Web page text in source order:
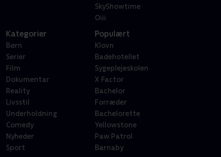
SkyShowtime
Oiii
Kategorier
Børn
Serier
Film
Dokumentar
Reality
Livsstil
Underholdning
Comedy
Nyheder
Sport
Populært
Klovn
Badehotellet
Sygeplejeskolen
X Factor
Bachelor
Forræder
Bachelorette
Yellowstone
Paw Patrol
Barnaby